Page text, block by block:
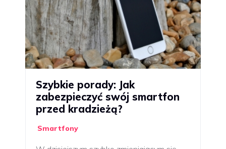
Szybkie porady: Jak
zabezpieczyć swój smartfon
przed kradzieżą?
Smartfony